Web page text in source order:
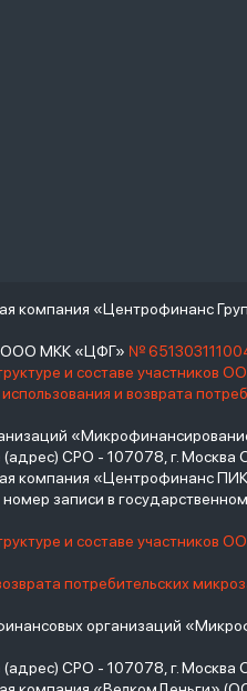
компания «Центрофинанс
ООО МКК «ЦФГ» №
и составе участников
и возврата
«Микрофинансирование
СРО - 107078, г. Москва
компания «Центрофинанс
записи в
и составе
потребительских
организаций
СРО - 107078, г. Москва